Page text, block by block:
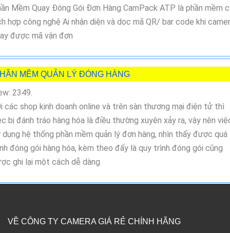
Mềm Quay Đóng Gói Đơn Hàng CamPack ATP là phần mềm
hợp công nghệ Ai nhận diện và dọc mã QR/ bar code khi
được mã vận đơn
MỀM QUẢN LÝ ĐÓNG HÀNG
2349.
các shop kinh doanh online và trên sàn thương mại điện tử thì
bị đánh tráo hàng hóa là điều thường xuyên xảy ra, vậy nên
dụng hệ thống phần mềm quản lý đơn hàng, nhìn thấy được quá
đóng gói hàng hóa, kèm theo đấy là quy trình đóng gói cũng
ghi lại một cách dễ dàng
VỀ CÔNG TY CAMERA GIÁ RẺ CHÍNH HÃNG